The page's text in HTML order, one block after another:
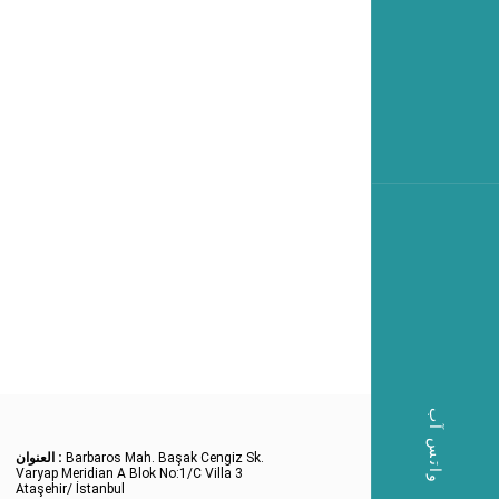
واتس آب العنوان : Barbaros Mah. Başak Cengiz Sk.
Varyap Meridian A Blok No:1/C Villa 3
Ataşehir/ İstanbul